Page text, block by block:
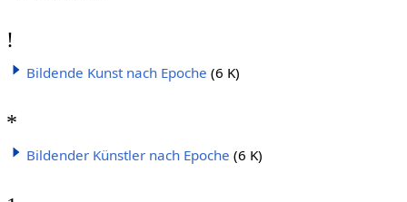
!
Bildende Kunst nach Epoche (6 K)
*
Bildender Künstler nach Epoche (6 K)